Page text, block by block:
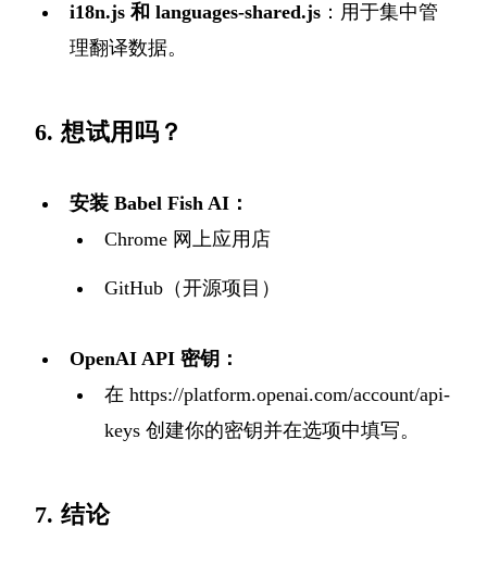
i18n.js 和 languages-shared.js ：用于集中管
理翻译数据。
6. 想试用吗？
安装 Babel Fish AI：
Chrome 网上应用店
GitHub （开源项目）
OpenAI API 密钥：
在 https://platform.openai.com/account/api-
keys 创建你的密钥并在选项中填写。
7. 结论